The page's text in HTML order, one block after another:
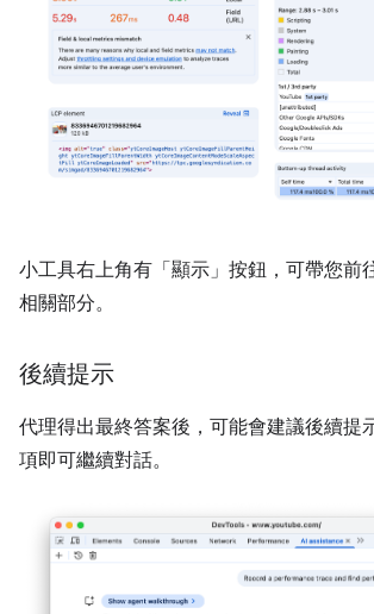
小工具右上角有「顯示」 按鈕，可帶您前
相關部分。
後續提示
代理得出最終答案後，可能會建議後續提
項即可繼續對話。